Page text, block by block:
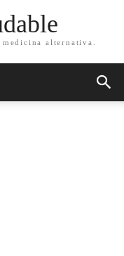
alternativa.